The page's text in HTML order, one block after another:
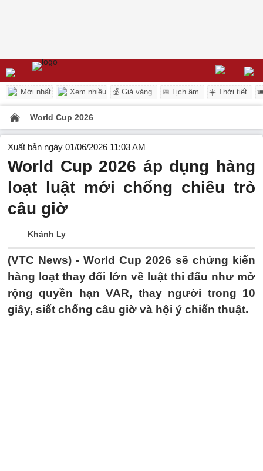
Mới nhất Xem nhiều 💰 Giá vàng 📅 Lịch âm ☀️ Thời tiết
World Cup 2026
Xuất bản ngày 01/06/2026 11:03 AM
World Cup 2026 áp dụng hàng
loạt luật mới chống chiêu trò
câu giờ
Khánh Ly
(VTC News) - World Cup 2026 sẽ chứng kiến
hàng loạt thay đổi lớn về luật thi đấu như mở
rộng quyền hạn VAR, thay người trong 10
giây, siết chống câu giờ và hội ý chiến thuật.